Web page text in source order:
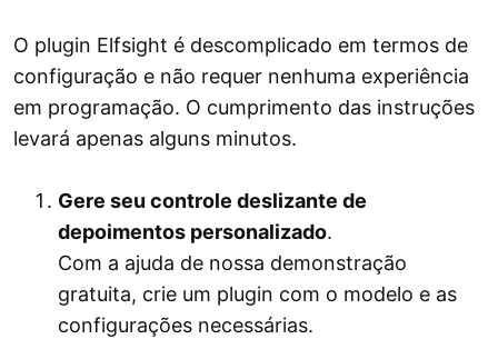
O plugin Elfsight é descomplicado em termos de
configuração e não requer nenhuma experiência
em programação. O cumprimento das instruções
levará apenas alguns minutos.
Gere seu controle deslizante de
depoimentos personalizado.
Com a ajuda de nossa demonstração
gratuita, crie um plugin com o modelo e as
configurações necessárias.